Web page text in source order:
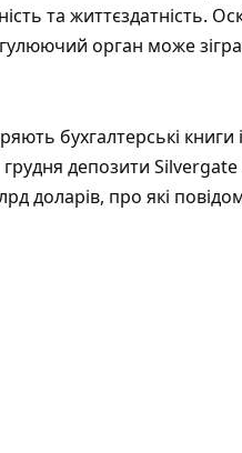
та життєздатність.
орган може
бухгалтерські
депозити Silvergate
доларів, про які